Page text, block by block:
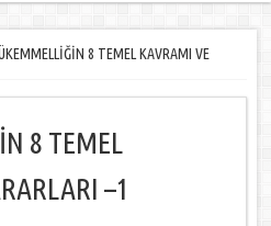
8 TEMEL KAVRAMI VE
8 TEMEL
–1